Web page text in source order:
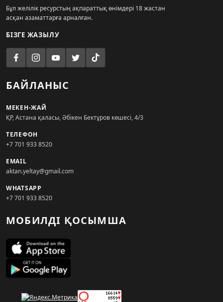
Бұл желілік ресурстың ақпараттық өнімдері 18 жастан
асқан азаматтарға арналған.
БІЗГЕ ЖАЗЫЛУ
БАЙЛАНЫС
МЕКЕН-ЖАЙ
ҚР, Астана қаласы, Әбікен Бектұров көшесі, 4/3
ТЕЛЕФОН
+7 701 933 8520
EMAIL
aktan.yeltay@gmail.com
WHATSAPP
+7 701 933 8520
МОБИЛДІ ҚОСЫМША